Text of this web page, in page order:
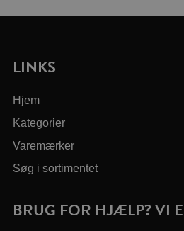
LINKS
Hjem
Kategorier
Varemærker
Søg i sortimentet
BRUG FOR HJÆLP? VI